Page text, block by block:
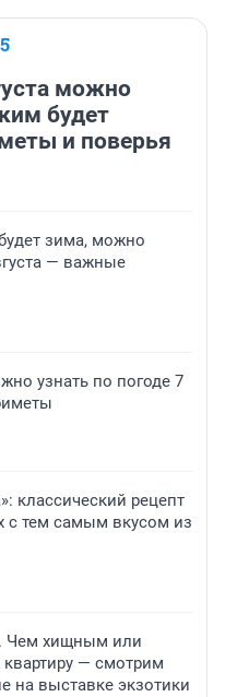
можно
будет
и поверья
зима, можно
— важные
узнать по погоде 7
классический рецепт
с тем самым вкусом из
Чем хищным или
— смотрим
на выставке экзотики